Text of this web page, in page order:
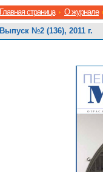
Главная страница О журнале
Выпуск №2 (136), 2011 г.